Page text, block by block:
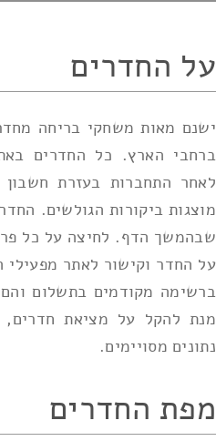
על החדרים
ישנם מאות משחקי בריחה
ברחבי הארץ. כל החדרים
לאחר התחברות בעזרת
מוצגות ביקורות הגולשים.
שבהמשך הדף. לחיצה על כל
על החדר וקישור לאתר
ברשימה מקודמים בתשלום
מנת להקל על מציאת חדרים,
נתונים מסויימים.
מפת החדרים